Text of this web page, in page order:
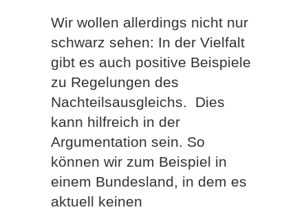
Wir wollen allerdings nicht nur
schwarz sehen: In der Vielfalt
gibt es auch positive Beispiele
zu Regelungen des
Nachteilsausgleichs.
Dies
kann hilfreich in der
Argumentation sein. So
können wir zum Beispiel in
einem Bundesland, in dem es
aktuell keinen